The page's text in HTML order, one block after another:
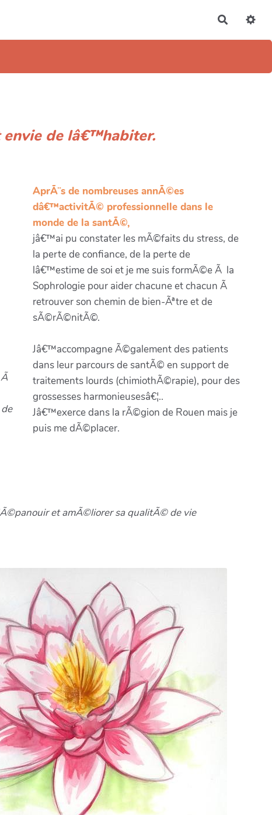
envie de lâ€™habiter.
AprÃ¨s de nombreuses annÃ©es
dâ€™activitÃ© professionnelle dans le
monde de la santÃ©,
jâ€™ai pu constater les mÃ©faits du stress, de
la perte de confiance, de la perte de
lâ€™estime de soi et je me suis formÃ©e Ã la
Sophrologie pour aider chacune et chacun Ã
retrouver son chemin de bien-Ãªtre et de
sÃ©rÃ©nitÃ©.
Jâ€™accompagne Ã©galement des patients
dans leur parcours de santÃ© en support de
traitements lourds (chimiothÃ©rapie), pour des
grossesses harmonieusesâ€¦..
Jâ€™exerce dans la rÃ©gion de Rouen mais je
puis me dÃ©placer.
et amÃ©liorer sa qualitÃ© de vie